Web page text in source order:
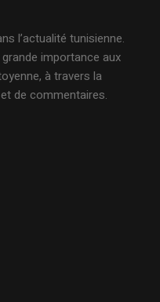
l’actualité tunisienne.
importance aux
à travers la
de commentaires.